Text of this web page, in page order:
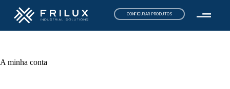
CONFIGURAR PRODUTOS
A minha conta